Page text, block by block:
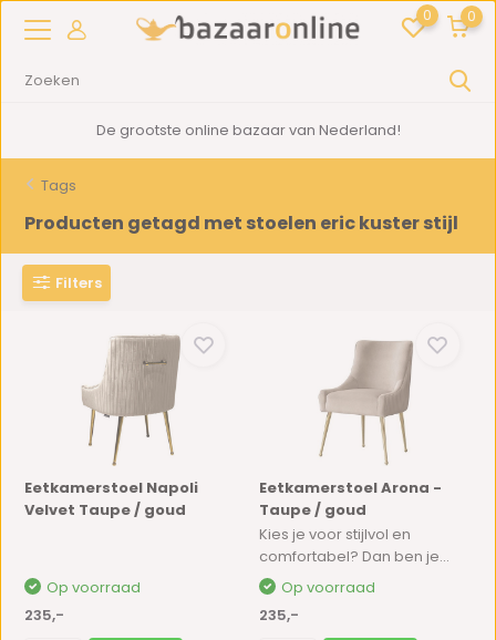
0 0
De grootste online bazaar van Nederland!
Tags
Producten getagd met stoelen eric kuster stijl
Filters
Eetkamerstoel Napoli
Velvet Taupe / goud
Op voorraad
235,-
Eetkamerstoel Arona -
Taupe / goud
Kies je voor stijlvol en
comfortabel? Dan ben je...
Op voorraad
235,-